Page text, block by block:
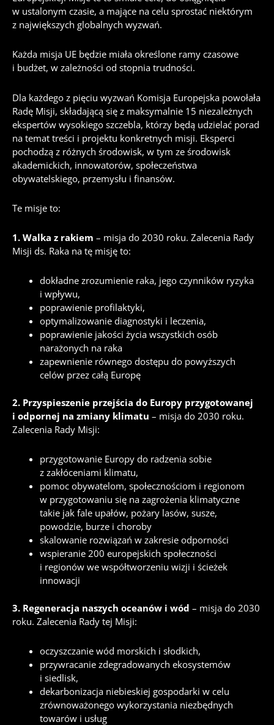
w ustalonym czasie, a mające na celu sprostać niektórym
z największych globalnych wyzwań.
Każda misja UE będzie miała określone ramy czasowe
i budżet, w zależności od stopnia trudności.
Dla każdego z pięciu wyzwań Komisja Europejska powołała
Radę Misji, składającą się z maksymalnie 15 niezależnych
ekspertów wysokiego szczebla, którzy będą udzielać porad
na temat treści i projektu konkretnych misji. Eksperci
pochodzą z różnych środowisk, w tym ze środowisk
akademickich, innowatorów, społeczeństwa
obywatelskiego, przemysłu i finansów.
Te misje to:
1. Walka z rakiem – misja do 2030 roku. Zalecenia Rady
Misji ds. Raka na tę misję to:
dokładne zrozumienie raka, jego czynników ryzyka
i wpływu,
poprawienie profilaktyki,
optymalizowanie diagnostyki i leczenia,
poprawienie jakości życia wszystkich osób
narażonych na raka
zapewnienie równego dostępu do powyższych
celów przez całą Europę
2. Przyspieszenie przejścia do Europy przygotowanej
i odpornej na zmiany klimatu – misja do 2030 roku.
Zalecenia Rady Misji:
przygotowanie Europy do radzenia sobie
z zakłóceniami klimatu,
pomoc obywatelom, społecznościom i regionom
w przygotowaniu się na zagrożenia klimatyczne
takie jak fale upałów, pożary lasów, susze,
powodzie, burze i choroby
skalowanie rozwiązań w zakresie odporności
wspieranie 200 europejskich społeczności
i regionów we współtworzeniu wizji i ścieżek
innowacji
3. Regeneracja naszych oceanów i wód – misja do 2030
roku. Zalecenia Rady tej Misji:
oczyszczanie wód morskich i słodkich,
przywracanie zdegradowanych ekosystemów
i siedlisk,
dekarbonizacja niebieskiej gospodarki w celu
zrównoważonego wykorzystania niezbędnych
towarów i usług